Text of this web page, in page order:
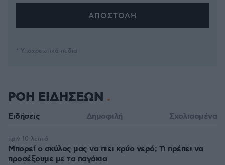
* Υποχρεωτικά πεδία
ΡΟΗ ΕΙΔΗΣΕΩΝ
Ειδήσεις Δημοφιλή Σχολιασμένα
Μπορεί ο σκύλος μας να πιει κρύο νερό; Τι πρέπει να
προσέξουμε με τα παγάκια
πριν 10 λεπτά